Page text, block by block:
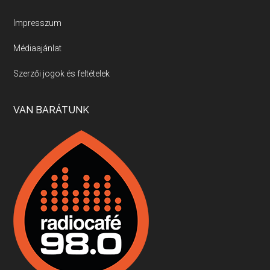
Villány, kékfrankos, Jackfall
Apr 17, 2026 • 00:35:38
Boston, teadélután, bab és homár
Apr 9, 2026 • 00:37:17
Fermentáljunk, a testünk meghálálja!
Apr 3, 2026 • 00:36:07
Impresszum
Médiaajánlat
Szerzői jogok és feltételek
VAN BARÁTUNK